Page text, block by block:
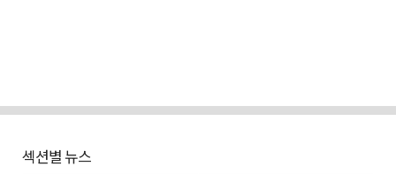
섹션별 뉴스